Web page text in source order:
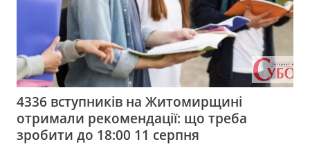
4336 вступників на Житомирщині
отримали рекомендації: що треба
зробити до 18:00 11 серпня